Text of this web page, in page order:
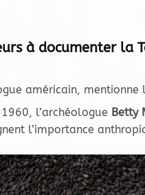
à documenter la
américain, mentionne
l’archéologue Betty
l’importance